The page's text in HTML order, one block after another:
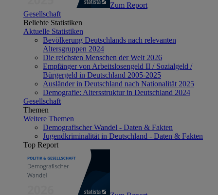
Zum Report
Gesellschaft
Beliebte Statistiken
Aktuelle Statistiken
Bevölkerung Deutschlands nach relevanten
Altersgruppen 2024
Die reichsten Menschen der Welt 2026
Empfänger von Arbeitslosengeld II / Sozialgeld /
Bürgergeld in Deutschland 2005-2025
Ausländer in Deutschland nach Nationalität 2025
Demografie: Altersstruktur in Deutschland 2024
Gesellschaft
Themen
Weitere Themen
Demografischer Wandel - Daten & Fakten
Jugendkriminalität in Deutschland - Daten & Fakten
Top Report